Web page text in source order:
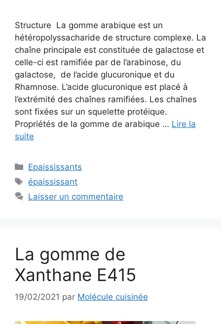
Structure La gomme arabique est un
hétéropolyssacharide de structure complexe. La
chaîne principale est constituée de galactose et
celle-ci est ramifiée par de l’arabinose, du
galactose, de l’acide glucuronique et du
Rhamnose. L’acide glucuronique est placé à
l’extrémité des chaînes ramifiées. Les chaînes
sont fixées sur un squelette protéique.
Propriétés de la gomme de arabique … Lire la
suite
Catégories
Epaississants
Étiquettes
épaississant
Laisser un commentaire
La gomme de
Xanthane E415
19/02/2021 par Molécule cuisinée